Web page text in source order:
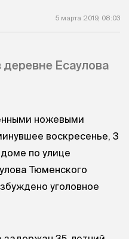
5 марта 2019, 08:03
Есаулова
ножевыми
воскресенье, 3
по улице
Тюменского
уголовное